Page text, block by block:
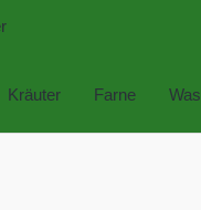
Kräuter Farne